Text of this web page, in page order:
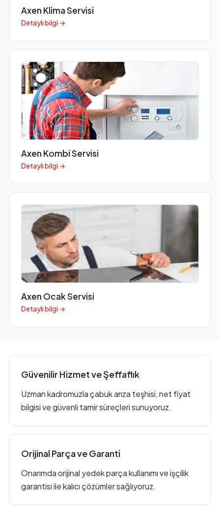
Axen Klima Servisi
Detaylı bilgi →
Axen Kombi Servisi
Detaylı bilgi →
Axen Ocak Servisi
Detaylı bilgi →
Güvenilir Hizmet ve Şeffaflık
Uzman kadromuzla çabuk arıza teşhisi, net fiyat
bilgisi ve güvenli tamir süreçleri sunuyoruz.
Orijinal Parça ve Garanti
Onarımda orijinal yedek parça kullanımı ve işçilik
garantisi ile kalıcı çözümler sağlıyoruz.